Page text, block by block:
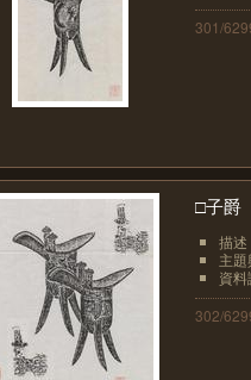
301/
□子爵
描述
主
資
302/